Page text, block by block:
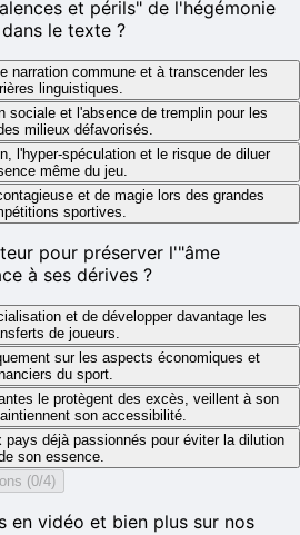
et périls" de l'hégémonie
le texte ?
narration commune et à transcender les
linguistiques.
sociale et l'absence de tremplin pour les
milieux défavorisés.
l'hyper-spéculation et le risque de diluer
même du jeu.
et de magie lors des grandes
sportives.
pour préserver l'"âme
à ses dérives ?
et de développer davantage les
de joueurs.
sur les aspects économiques et
du sport.
le protègent des excès, veillent à son
son accessibilité.
pays déjà passionnés pour éviter la dilution
son essence.
(0/4)
en vidéo et bien plus sur nos